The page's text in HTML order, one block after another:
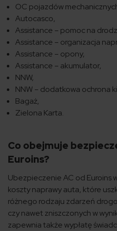
OC pojazdów
Autocasco,
Assistance – pomoc na
Assistance – organizacja
Assistance – opony,
Assistance – akumulator,
NNW,
NNW – dodatkowa ochrona
Bagaż,
Zielona Karta.
Co obejmuje
Euroins?
Ubezpieczenie AC od Euroins
koszty naprawy auta, które
różnego rodzaju zdarzeń
czy nawet zniszczonych w
zapewnia także wypłatę